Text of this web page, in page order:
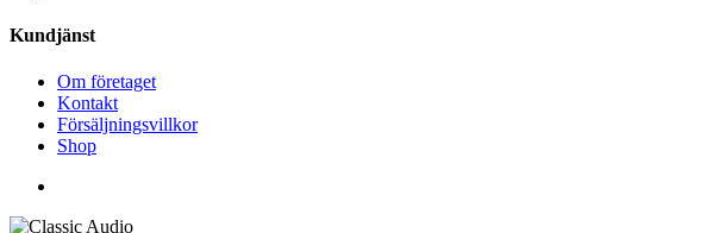
Kundjänst
Om företaget
Kontakt
Försäljningsvillkor
Shop